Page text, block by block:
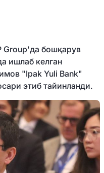
Group'да бошқарув
ишлаб келган
"Ipak Yuli Bank"
этиб тайинланди.